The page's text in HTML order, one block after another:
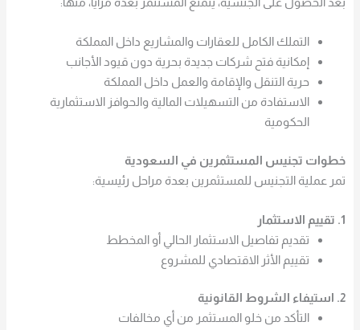
التملك الكامل للعقارات والمشاريع داخل المملكة
إمكانية فتح شركات جديدة بحرية دون قيود الأجانب
حرية التنقل والإقامة والعمل داخل المملكة
الاستفادة من التسهيلات المالية والحوافز الاستثمارية
الحكومية
خطوات تجنيس المستثمرين في السعودية
تمر عملية التجنيس للمستثمرين بعدة مراحل رئيسية:
1. تقييم الاستثمار
تقديم تفاصيل الاستثمار الحالي أو المخطط
تقييم الأثر الاقتصادي للمشروع
2. استيفاء الشروط القانونية
التأكد من خلو المستثمر من أي مخالفات